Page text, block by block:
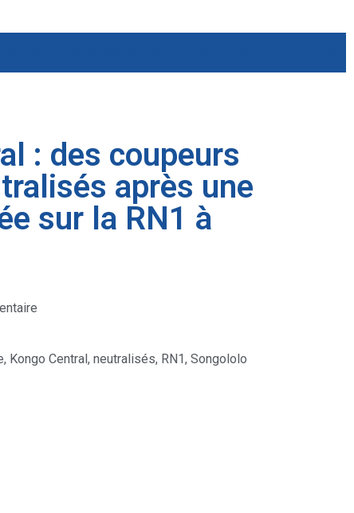
: des coupeurs
après une
sur la RN1 à
, Kongo Central, neutralisés, RN1, Songololo